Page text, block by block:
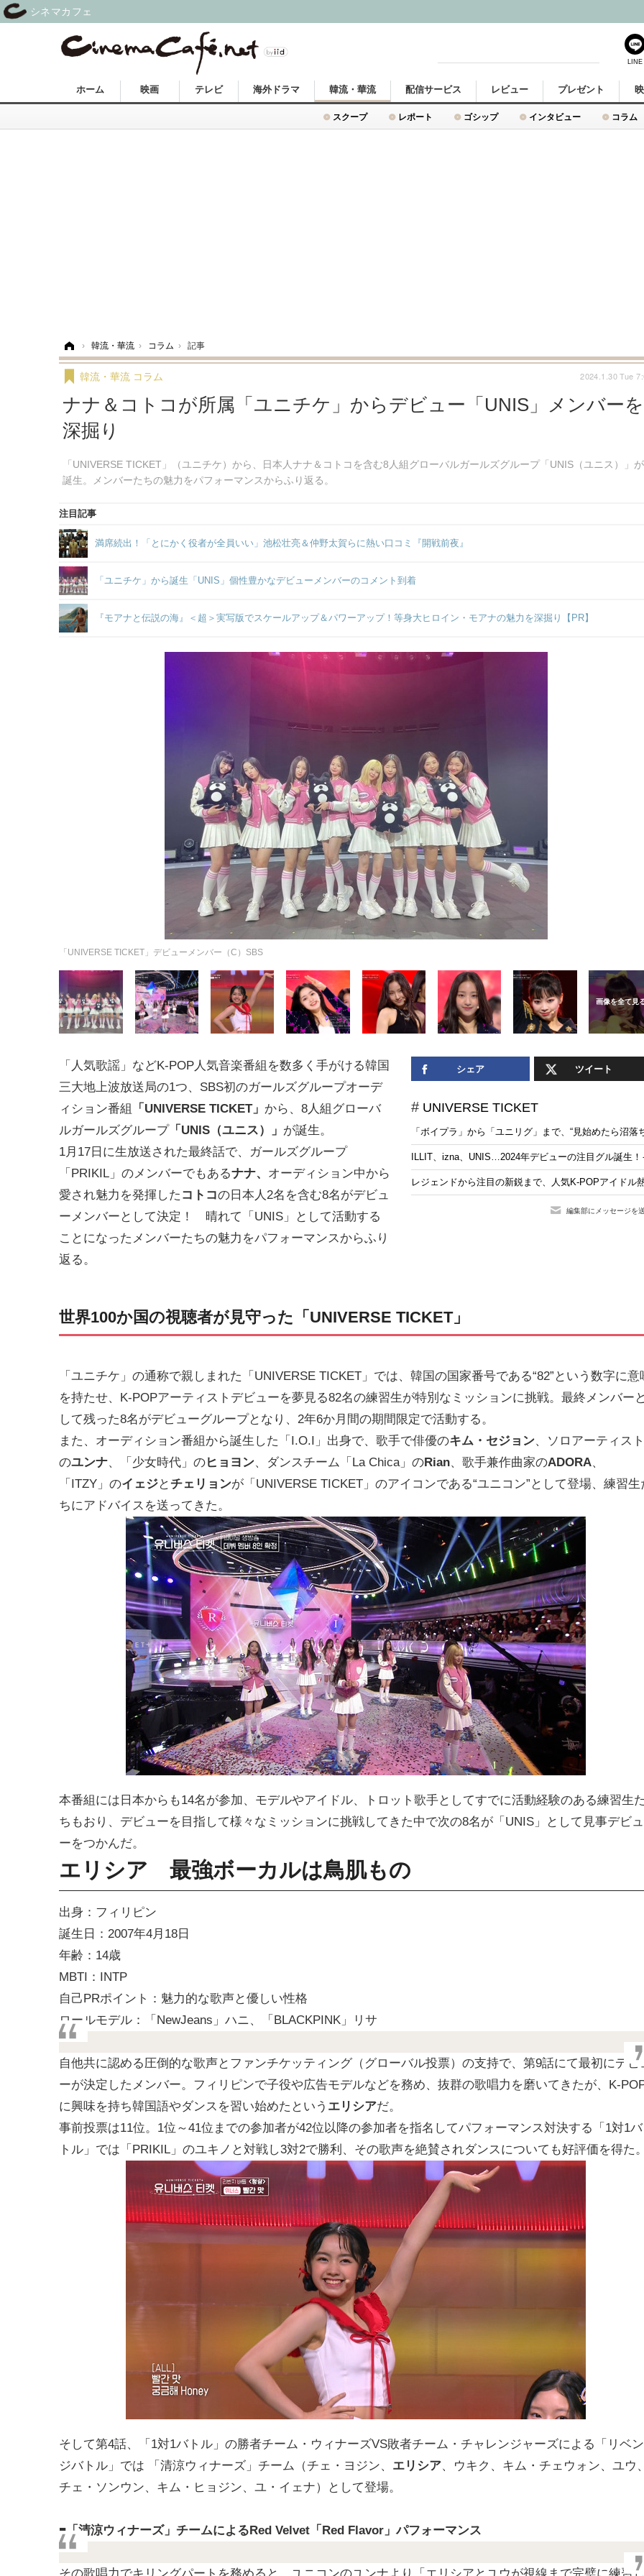
ホーム 映画 テレビ 海外ドラマ 韓流・華流
スクープ レポート ゴシップ インタビュー コラム
配信サービス レビュー プレゼント
› 韓流・華流 › コラム › 記事
ナナ＆コトコが所属「ユニチケ」からデビュー「UNIS」メンバーを
深掘り
「UNIVERSE TICKET」（ユニチケ）から、日本人ナナ＆コトコを含む8人組グローバルガールズグループ「UNIS（ユニス）」が
誕生。メンバーたちの魅力をパフォーマンスからふり返る。
韓流・華流 コラム 2024.1.30 Tue
注目記事
満席続出！「とにかく役者が全員いい」池松壮亮＆仲野太賀らに熱い口コミ『開戦前夜』
「ユニチケ」から誕生「UNIS」個性豊かなデビューメンバーのコメント到着
『モアナと伝説の海』＜超＞実写版でスケールアップ＆パワーアップ！等身大ヒロイン・モアナの魅力を深掘り【PR】
「UNIVERSE TICKET」デビューメンバー（C）SBS
シェア ツイート
UNIVERSE TICKET
「ボイプラ」から「ユニリグ」まで、“見始めたら沼
ILLIT、izna、UNIS…2024年デビューの注目グル誕生
レジェンドから注目の新鋭まで、人気K-POPアイドル
編集部にメッセージを
「人気歌謡」などK-POP人気音楽番組を数多く手がける韓国
三大地上波放送局の1つ、SBS初のガールズグループオーデ
ィション番組
「UNIVERSE TICKET」 から、8人組グローバ
ルガールズグループ「UNIS（ユニス）」 が誕生。
1月17日に生放送された最終話で、ガールズグループ
「PRIKIL」のメンバーでもあるナナ、 オーディション中から
愛され魅力を発揮した コトコの日本人2名を含む8名がデビュ
ーメンバーとして決定！ 晴れて「UNIS」として活動する
ことになったメンバーたちの魅力をパフォーマンスからふり
返る。
世界100か国の視聴者が見守った「UNIVERSE TICKET」
「ユニチケ」の通称で親しまれた「UNIVERSE TICKET」では、韓国の国家番号である“82”という数字に意
を持たせ、K-POPアーティストデビューを夢見る82名の練習生が特別なミッションに挑戦。最終メンバー
して残った8名がデビューグループとなり、2年6か月間の期間限定で活動する。
また、オーディション番組から誕生した「I.O.I」出身で、歌手で俳優のキム・セジョン、ソロアーティスト
のユンナ、「少女時代」のヒョヨン、ダンスチーム「La Chica」のRian、歌手兼作曲家のADORA、
「ITZY」のイェジとチェリョンが「UNIVERSE TICKET」のアイコンである“ユニコン”として登場、練習生
ちにアドバイスを送ってきた。
本番組には日本からも14名が参加、モデルやアイドル、トロット歌手としてすでに活動経験のある練習生
ちもおり、デビューを目指して様々なミッションに挑戦してきた中で次の8名が「UNIS」として見事デビュ
ーをつかんだ。
エリシア 最強ボーカルは鳥肌もの
出身：フィリピン
誕生日：2007年4月18日
年齢：14歳
MBTI：INTP
自己PRポイント：魅力的な歌声と優しい性格
ロールモデル：「NewJeans」ハニ、「BLACKPINK」リサ
自他共に認める圧倒的な歌声とファンチケッティング（グローバル投票）の支持で、第9話にて最初にデビ
ーが決定したメンバー。フィリピンで子役や広告モデルなどを務め、抜群の歌唱力を磨いてきたが、K-
に興味を持ち韓国語やダンスを習い始めたという エリシアだ。
事前投票は11位。1位～41位までの参加者が42位以降の参加者を指名してパフォーマンス対決する「1対1バ
トル」では「PRIKIL」のユキノと対戦し3対2で勝利、その歌声を絶賛されダンスについても好評価を得た
そして第4話、「1対1バトル」の勝者チーム・ウィナーズVS敗者チーム・チャレンジャーズによる「リベン
ジバトル」では 「清涼ウィナーズ」チーム（チェ・ヨジン、 エリシア、ウキク、キム・チェウォン、ユウ
チェ・ソンウン、キム・ヒョジン、ユ・イェナ）として登場。
■「清涼ウィナーズ」チームによるRed Velvet「Red Flavor」パフォーマンス
LINE
シネマカフェ